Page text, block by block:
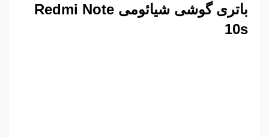
باتری گوشی شیائومی Redmi Note
10s